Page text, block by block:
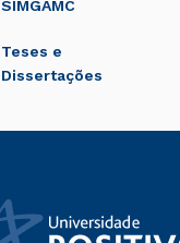
SIMGAMC
Teses e
Dissertações